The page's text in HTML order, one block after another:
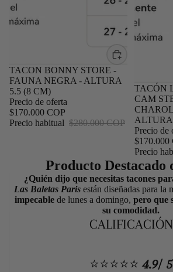
Oferta
TACON BONNY STORE -
FAUNA NEGRA - ALTURA
5.5 (8 CM)
Precio de oferta
$170.000 COP
Precio habitual $280.000 COP
Oferta
TACÓN
CAM
ALTURA
Precio de
$170.000
Precio
Producto Destacado
¿Quién dijo que necesitas tacones
Las Baletas Paris están diseñadas para la
impecable de lunes a domingo, pero que
su comodidad.
CALIFICACIÓN
⭐⭐⭐⭐⭐ 4.9/ 5